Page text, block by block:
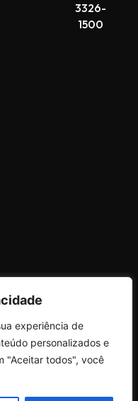
experiência de
personalizados e
"Aceitar todos", você
3326-
1500
Uso